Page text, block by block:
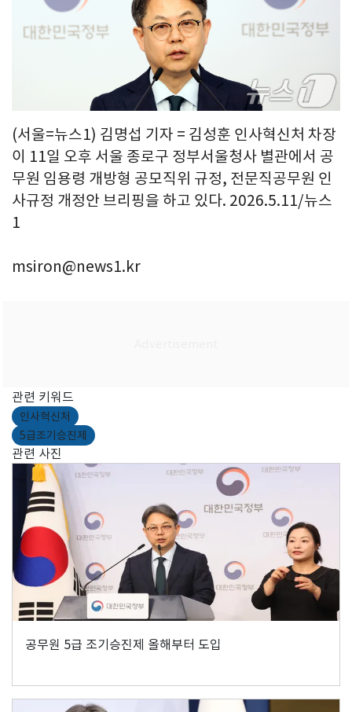
(서울=뉴스1) 김명섭 기자 = 김성훈 인사혁신처 차장
이 11일 오후 서울 종로구 정부서울청사 별관에서 공
무원 임용령 개방형 공모직위 규정, 전문직공무원 인
사규정 개정안 브리핑을 하고 있다. 2026.5.11/뉴스
1
msiron@news1.kr
관련 키워드
인사혁신처
5급조기승진제
관련 사진
공무원 5급 조기승진제 올해부터 도입